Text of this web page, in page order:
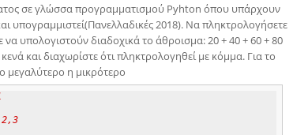
σε γλώσσα προγραμματισμού Pyhton όπου υπάρχουν
υπογραμμιστεί(Πανελλαδικές 2018). Να πληκτρολογήσετε
υπολογιστούν διαδοχικά το άθροισμα: 20 + 40 + 60 + 80
και διαχωρίστε ότι πληκτρολογηθεί με κόμμα. Για το
μεγαλύτερο η μικρότερο